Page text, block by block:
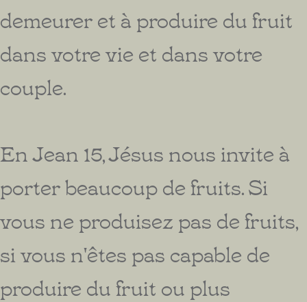
demeurer et à produire du fruit
dans votre vie et dans votre
couple.
En Jean 15, Jésus nous invite à
porter beaucoup de fruits. Si
vous ne produisez pas de fruits,
si vous n'êtes pas capable de
produire du fruit ou plus